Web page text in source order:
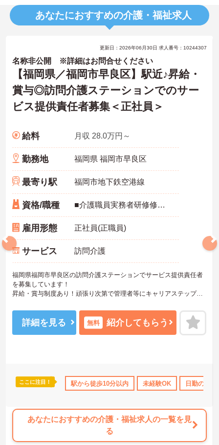
あなたにおすすめの介護・福祉求人
ポート 研修制度あり 産休･育休･介護休暇取得実績あり 社会
更新日：2026年06月30日 求人番号：10244307
名称非公開 ※詳細はお問合せください
【福岡県／福岡市早良区】駅近♪昇給・
賞与◎訪問介護ステーションでのサー
ビス提供責任者募集＜正社員＞
給料 月収 28.0万円～
勤務地 福岡県 福岡市早良区
最寄り駅 福岡市地下鉄空港線
資格/職種 ■介護職員実務者研修修了者、介護福祉士：いずれか必須 ■経験不問
雇用形態 正社員(正職員)
サービス 訪問介護
福岡県福岡市早良区の訪問介護ステーションでサービス提供責任者
を募集しています！
昇給・賞与制度あり！頑張り次第で管理者等にキャリアステップも
最寄駅から徒歩3分と好立地！通勤しやすいのも嬉しいポイントです
ご興味のある方は、面接のポイントをお伝えしますのでご連絡くだ
詳細を見る 無料 紹介してもらう
ここに注目！ 駅から徒歩10分以内 未経験OK 日勤のみ
あなたにおすすめの介護・福祉求人の一覧を見
る